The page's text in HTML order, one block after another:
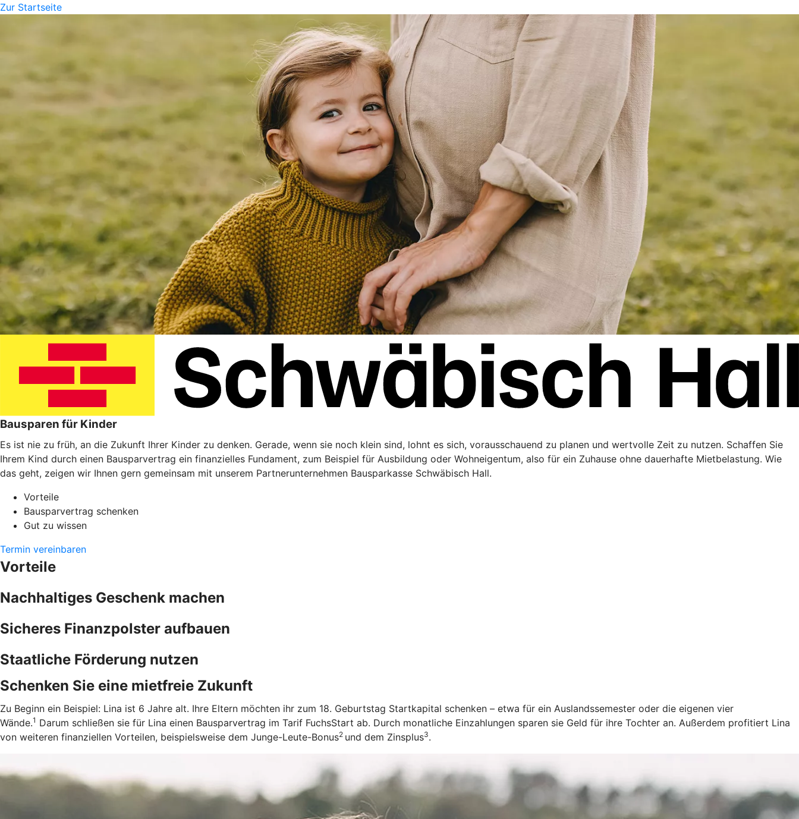
Zur Startseite
Bausparen für Kinder
Es ist nie zu früh, an die Zukunft Ihrer Kinder zu denken. Gerade, wenn sie noch klein sind, lohnt es sich, vorausschauend zu planen und wertvolle Zeit zu nutzen. Schaffen Sie
Ihrem Kind durch einen Bausparvertrag ein finanzielles Fundament, zum Beispiel für Ausbildung oder Wohneigentum, also für ein Zuhause ohne dauerhafte Mietbelastung. Wie
das geht, zeigen wir Ihnen gern gemeinsam mit unserem Partnerunternehmen Bausparkasse Schwäbisch Hall.
Vorteile
Bausparvertrag schenken
Gut zu wissen
Termin vereinbaren
Vorteile
Nachhaltiges Geschenk machen
Sicheres Finanzpolster aufbauen
Staatliche Förderung nutzen
Schenken Sie eine mietfreie Zukunft
Zu Beginn ein Beispiel: Lina ist 6 Jahre alt. Ihre Eltern möchten ihr zum 18. Geburtstag Startkapital schenken – etwa für ein Auslandssemester oder die eigenen vier
Wände.1 Darum schließen sie für Lina einen Bausparvertrag im Tarif FuchsStart ab. Durch monatliche Einzahlungen sparen sie Geld für ihre Tochter an. Außerdem profitiert Lina
von weiteren finanziellen Vorteilen, beispielsweise dem Junge-Leute-Bonus2 und dem Zinsplus3.